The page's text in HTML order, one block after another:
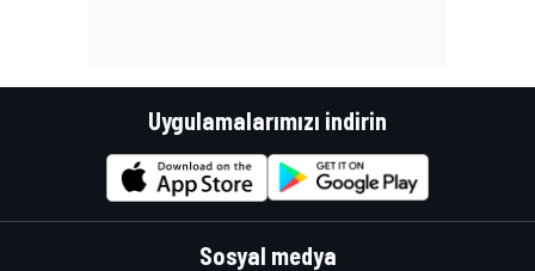
Uygulamalarımızı indirin
Sosyal medya